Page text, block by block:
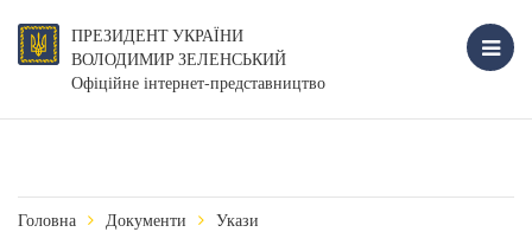
ПРЕЗИДЕНТ УКРАЇНИ
ВОЛОДИМИР ЗЕЛЕНСЬКИЙ
Офіційне інтернет-представництво
Головна Документи Укази